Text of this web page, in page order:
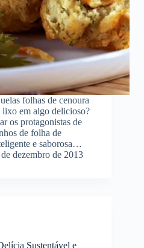
folhas de cenoura
lixo em algo delicioso?
os protagonistas de
de folha de
e saborosa…
dezembro de 2013
Sustentável e